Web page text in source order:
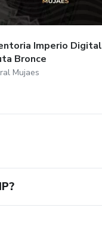
Imperio Digital
Bronce
Mujaes